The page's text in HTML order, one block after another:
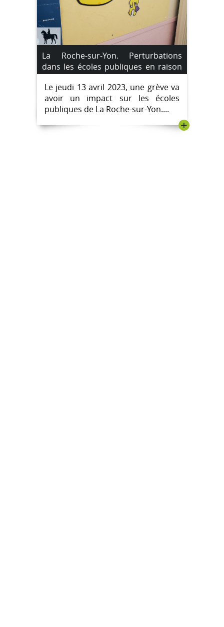
La Roche-sur-Yon. Perturbations
dans les écoles publiques en raison
de la grève du 13 avril 2023.
Le jeudi 13 avril 2023, une grève va
avoir un impact sur les écoles
publiques de La Roche-sur-Yon....
+